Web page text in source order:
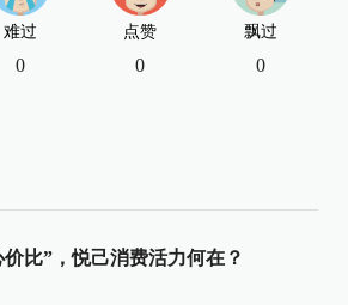
难过
0
点赞
0
飘过
0
比”，悦己消费活力何在？